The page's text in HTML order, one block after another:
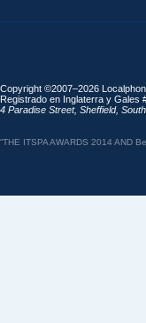
Copyright ©2007–2026
Registrado en Inglaterra y Gales
4 Paradise Street, Sheffield,
“THE ITSPA AWARDS 2014 AND